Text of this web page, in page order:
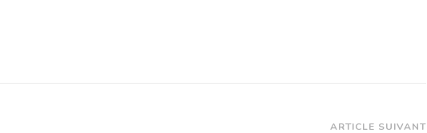
ARTICLE SUIVANT